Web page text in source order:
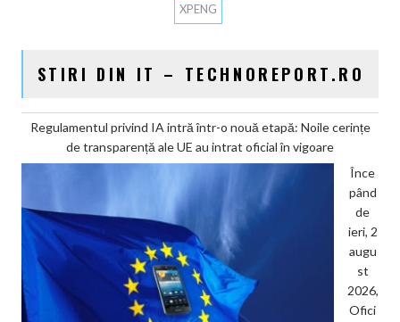
XPENG
STIRI DIN IT – TECHNOREPORT.RO
Regulamentul privind IA intră într-o nouă etapă: Noile cerințe
de transparență ale UE au intrat oficial în vigoare
Înce
pând
de
ieri, 2
augu
st
2026,
Ofici